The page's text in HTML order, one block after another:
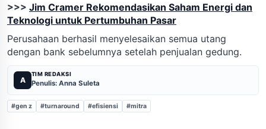
>>> Jim Cramer Rekomendasikan Saham Energi dan
Teknologi untuk Pertumbuhan Pasar
Perusahaan berhasil menyelesaikan semua utang
dengan bank sebelumnya setelah penjualan gedung.
A
TIM REDAKSI
Penulis: Anna Suleta
#gen z #turnaround #efisiensi #mitra